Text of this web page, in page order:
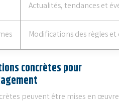
Actualités, tendances et
Modifications des règles et
concrètes pour
peuvent être mises en œuvre